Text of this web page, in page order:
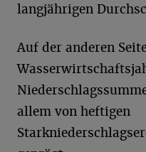
langjährigen
Auf der anderen
allem von heftigen